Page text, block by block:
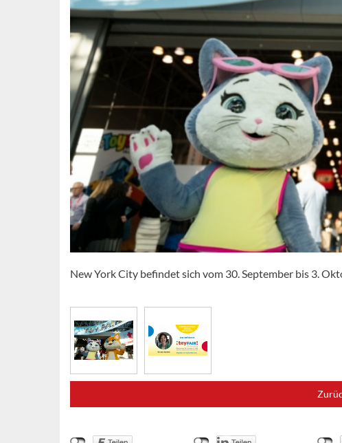
New York City befindet sich vom 30. September bis 3.